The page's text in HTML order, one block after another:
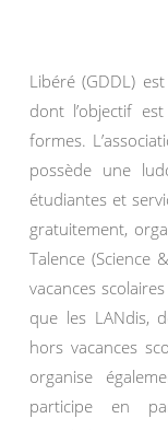
Libéré (GDDL)
dont l’objectif
formes.
possède une
étudiantes et
gratuitement,
Talence (Science
vacances
que les LANdis,
hors vacances
organise
participe en